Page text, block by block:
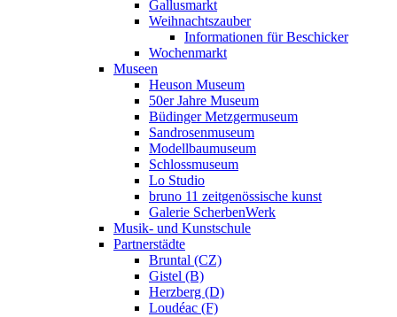
Gallusmarkt
Weihnachtszauber
Informationen für Beschicker
Wochenmarkt
Museen
Heuson Museum
50er Jahre Museum
Büdinger Metzgermuseum
Sandrosenmuseum
Modellbaumuseum
Schlossmuseum
Lo Studio
bruno 11 zeitgenössische kunst
Galerie ScherbenWerk
Musik- und Kunstschule
Partnerstädte
Bruntal (CZ)
Gistel (B)
Herzberg (D)
Loudéac (F)